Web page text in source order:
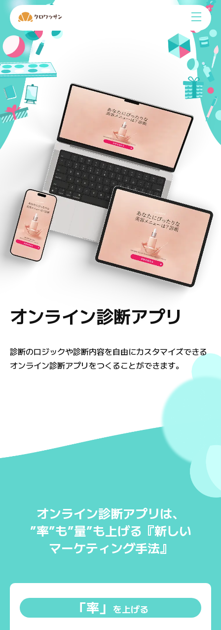
オンライン診断アプリ
診断のロジックや診断内容を自由にカスタマイズできる
オンライン診断アプリをつくることができます。
オンライン診断アプリは、
”率”も”量”も上げる『新しい
マーケティング手法』
「率」 を上げる